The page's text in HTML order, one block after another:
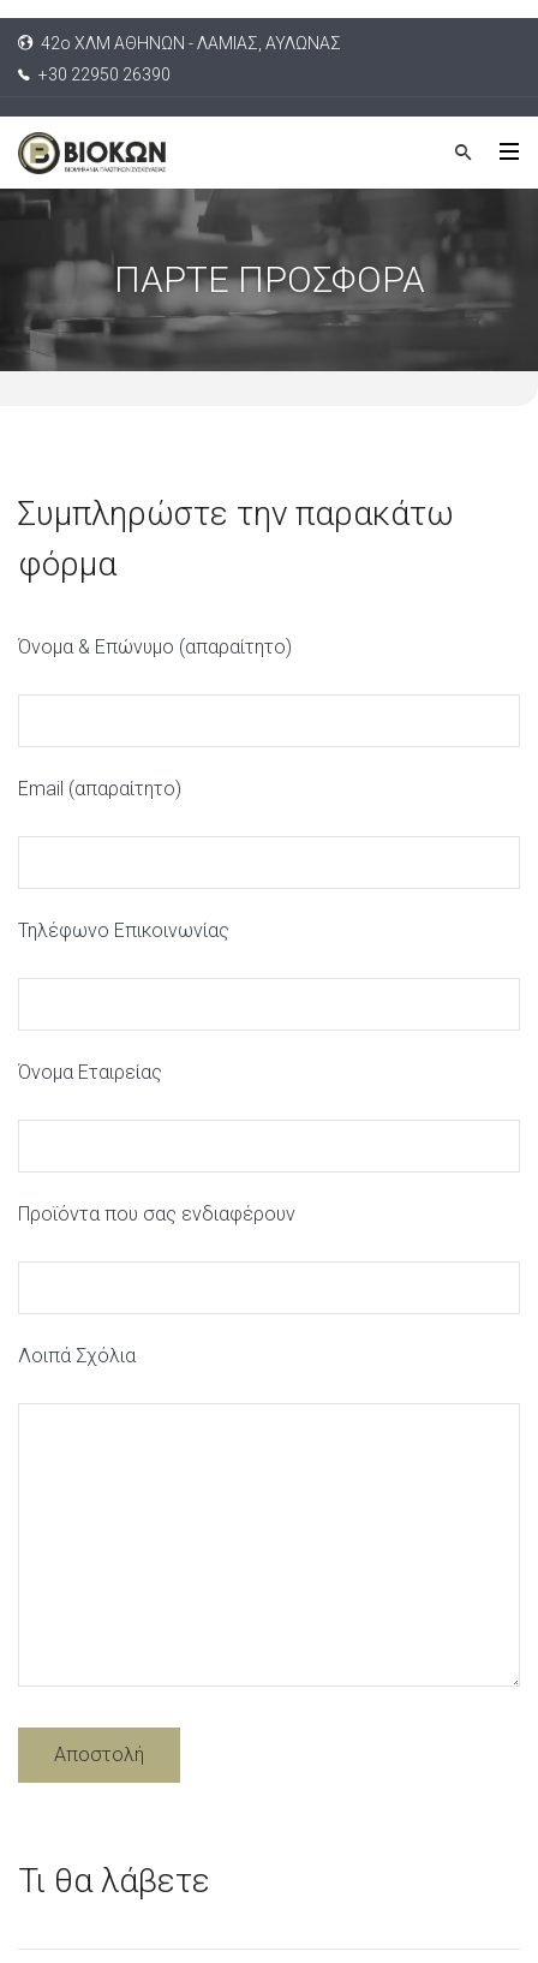
42ο ΧΛΜ ΑΘΗΝΩΝ - ΛΑΜΙΑΣ, ΑΥΛΩΝΑΣ
+30 22950 26390
ΠΑΡΤΕ ΠΡΟΣΦΟΡΑ
Συμπληρώστε την παρακάτω
φόρμα
Όνομα & Επώνυμο (απαραίτητο)
Email (απαραίτητο)
Τηλέφωνο Επικοινωνίας
Όνομα Εταιρείας
Προϊόντα που σας ενδιαφέρουν
Λοιπά Σχόλια
Τι θα λάβετε